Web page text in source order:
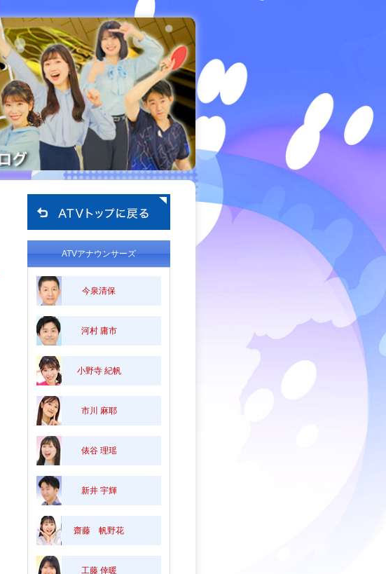
ATVアナウンサーズ
今泉清保
河村 庸市
小野寺 紀帆
市川 麻耶
俵谷 理瑶
新井 宇輝
齋藤 帆野花
工藤 倖暖